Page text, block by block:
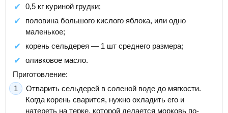
0,5 кг куриной грудки;
половина большого кислого яблока, или одно
маленькое;
корень сельдерея — 1 шт среднего размера;
оливковое масло.
Приготовление:
Отварить сельдерей в соленой воде до мягкости.
Когда корень сварится, нужно охладить его и
натереть на терке, которой делается морковь по-